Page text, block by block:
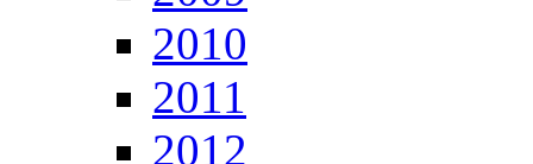
2010
2011
2012